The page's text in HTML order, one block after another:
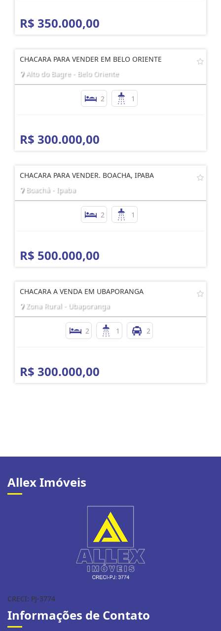
R$ 350.000,00
CHACARA PARA VENDER EM BELO ORIENTE
Alto do Bagre - Belo Oriente
2 1
R$ 300.000,00
CHACARA PARA VENDER. BOACHA, IPABA
Boachá - Ipaba
2 1
R$ 500.000,00
CHACARA A VENDA EM UBAPORANGA
Zona Rural - Ubaporanga
2 1 2
R$ 300.000,00
Allex Imóveis
CRECI: PJ-3774
Informações de Contato